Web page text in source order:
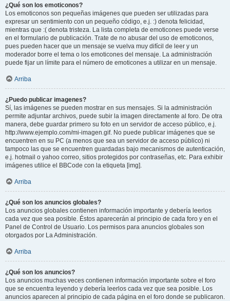
¿Qué son los emoticonos?
Los emoticonos son pequeñas imágenes que pueden ser utilizadas para
expresar un sentimiento con un pequeño código, e.j. :) denota felicidad,
mientras que :( denota tristeza. La lista completa de emoticones puede verse
en el formulario de publicación. Trate de no abusar del uso de emoticonos,
pues pueden hacer que un mensaje se vuelva muy difícil de leer y un
moderador borre el tema o los emoticones del mensaje. La administración
puede fijar un límite para el número de emoticones a utilizar en un mensaje.
Arriba
¿Puedo publicar imagenes?
Sí, las imágenes se pueden mostrar en sus mensajes. Si la administración
permite adjuntar archivos, puede subir la imagen directamente al foro. De otra
manera, debe guardar primero su foto en un servidor de acceso público, e.j.
http://www.ejemplo.com/mi-imagen.gif. No puede publicar imágenes que se
encuentren en su PC (a menos que sea un servidor de acceso público) ni
tampoco las que se encuentren guardadas bajo mecanismos de autenticación,
e.j. hotmail o yahoo correo, sitios protegidos por contraseñas, etc. Para exhibir
imágenes utilice el BBCode con la etiqueta [img].
Arriba
¿Qué son los anuncios globales?
Los anuncios globales contienen información importante y debería leerlos
cada vez que sea posible. Éstos aparecerán al principio de cada foro y en el
Panel de Control de Usuario. Los permisos para anuncios globales son
otorgados por La Administración.
Arriba
¿Qué son los anuncios?
Los anuncios muchas veces contienen información importante sobre el foro
que se encuentra leyendo y debería leerlos cada vez que sea posible. Los
anuncios aparecen al principio de cada página en el foro donde se publicaron.